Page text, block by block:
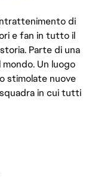
di
e fan in tutto il
Parte di una
Un luogo
stimolate nuove
in cui tutti